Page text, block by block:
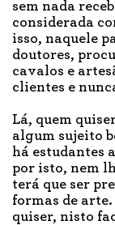
sem nada
considerada
isso, naquele
doutores,
cavalos e
clientes e
Lá, quem
algum sujeito
há estudantes
por isto, nem
terá que ser
formas de
quiser, nisto